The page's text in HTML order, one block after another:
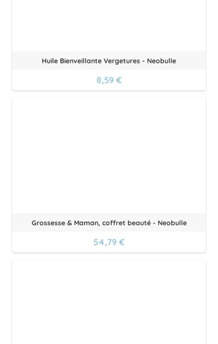
Huile Bienveillante Vergetures - Neobulle
8,59 €
Grossesse & Maman, coffret beauté - Neobulle
54,79 €